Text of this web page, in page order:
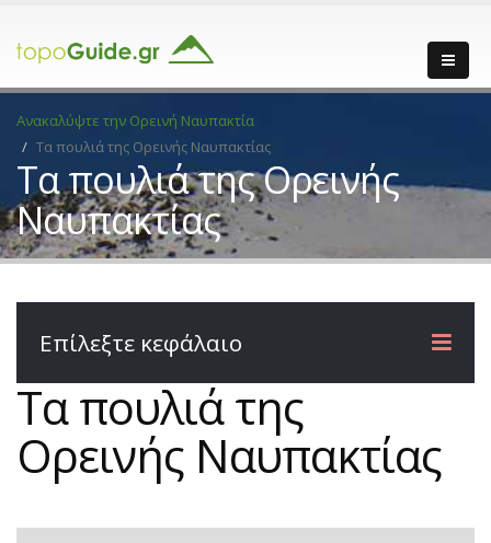
Ανακαλύψτε την Ορεινή Ναυπακτία
Τα πουλιά της Ορεινής Ναυπακτίας
Τα πουλιά της Ορεινής
Ναυπακτίας
Επίλεξτε κεφάλαιο
Τα πουλιά της
Ορεινής Ναυπακτίας